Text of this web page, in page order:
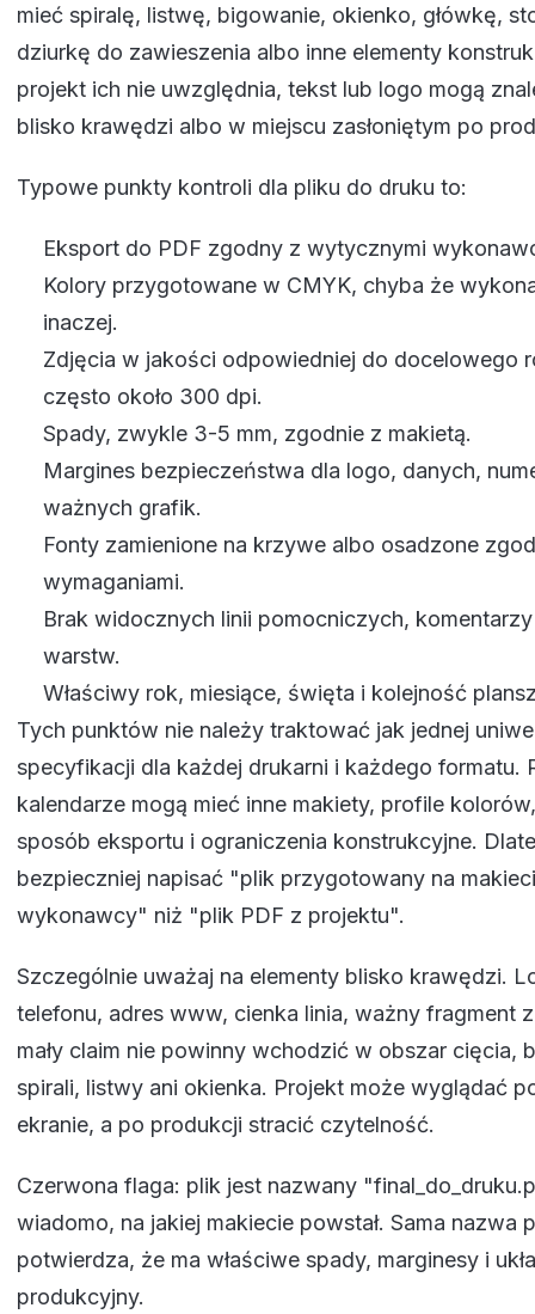
mieć spiralę, listwę, bigowanie, okienko, główkę,
dziurkę do zawieszenia albo inne elementy
projekt ich nie uwzględnia, tekst lub logo mogą
blisko krawędzi albo w miejscu zasłoniętym po
Typowe punkty kontroli dla pliku do druku to:
Eksport do PDF zgodny z wytycznymi
Kolory przygotowane w CMYK, chyba że
inaczej.
Zdjęcia w jakości odpowiedniej do docelowego
często około 300 dpi.
Spady, zwykle 3-5 mm, zgodnie z makietą.
Margines bezpieczeństwa dla logo, danych,
ważnych grafik.
Fonty zamienione na krzywe albo osadzone
wymaganiami.
Brak widocznych linii pomocniczych,
warstw.
Właściwy rok, miesiące, święta i kolejność
Tych punktów nie należy traktować jak jednej
specyfikacji dla każdej drukarni i każdego formatu.
kalendarze mogą mieć inne makiety, profile
sposób eksportu i ograniczenia konstrukcyjne.
bezpieczniej napisać "plik przygotowany na
wykonawcy" niż "plik PDF z projektu".
Szczególnie uważaj na elementy blisko krawędzi.
telefonu, adres www, cienka linia, ważny fragment
mały claim nie powinny wchodzić w obszar cięcia,
spirali, listwy ani okienka. Projekt może wyglądać
ekranie, a po produkcji stracić czytelność.
Czerwona flaga: plik jest nazwany
wiadomo, na jakiej makiecie powstał. Sama nazwa
potwierdza, że ma właściwe spady, marginesy i
produkcyjny.